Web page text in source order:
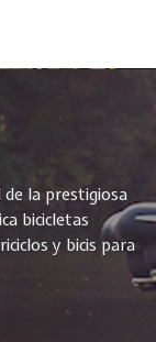
de la prestigiosa
bicicletas
y bicis para